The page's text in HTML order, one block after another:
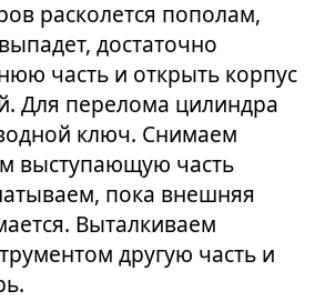
расколется пополам,
достаточно
часть и открыть корпус
Для перелома цилиндра
ключ. Снимаем
выступающую часть
пока внешняя
Выталкиваем
другую часть и